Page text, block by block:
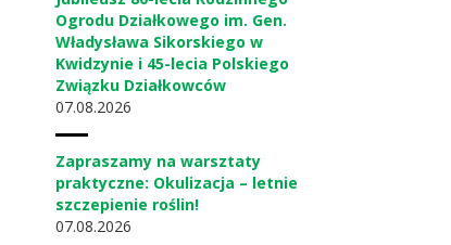
Ogrodu Działkowego im. Gen.
Władysława Sikorskiego w
Kwidzynie i 45-lecia Polskiego
Związku Działkowców
0708.2026
Zapraszamy na warsztaty
praktyczne: Okulizacja – letnie
szczepienie roślin!
0708.2026